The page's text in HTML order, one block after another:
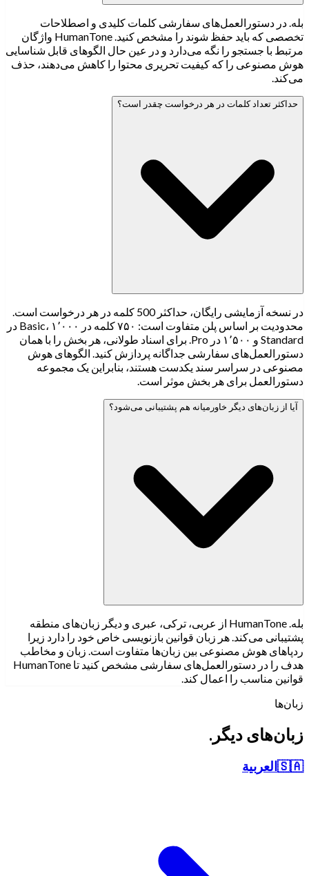
بله. در دستورالعمل‌های سفارشی کلمات کلیدی و اصطلاحات
تخصصی که باید حفظ شوند را مشخص کنید. HumanTone واژگان
مرتبط با جستجو را نگه می‌دارد و در عین حال الگوهای قابل شناسایی
هوش مصنوعی را که کیفیت تحریری محتوا را کاهش می‌دهند، حذف
می‌کند.
حداکثر تعداد کلمات در هر درخواست چقدر است؟
در نسخه آزمایشی رایگان، حداکثر 500 کلمه در هر درخواست است.
محدودیت بر اساس پلن متفاوت است: ۷۵۰ کلمه در Basic، ۱٬۰۰۰ در
Standard و ۱٬۵۰۰ در Pro. برای اسناد طولانی، هر بخش را با همان
دستورالعمل‌های سفارشی جداگانه پردازش کنید. الگوهای هوش
مصنوعی در سراسر سند یکدست هستند، بنابراین یک مجموعه
دستورالعمل برای هر بخش موثر است.
آیا از زبان‌های دیگر خاورمیانه هم پشتیبانی می‌شود؟
بله. HumanTone از عربی، ترکی، عبری و دیگر زبان‌های منطقه
پشتیبانی می‌کند. هر زبان قوانین بازنویسی خاص خود را دارد زیرا
ردپاهای هوش مصنوعی بین زبان‌ها متفاوت است. زبان و مخاطب
هدف را در دستورالعمل‌های سفارشی مشخص کنید تا HumanTone
قوانین مناسب را اعمال کند.
زبان‌ها
زبان‌های دیگر.
🇸🇦 العربية